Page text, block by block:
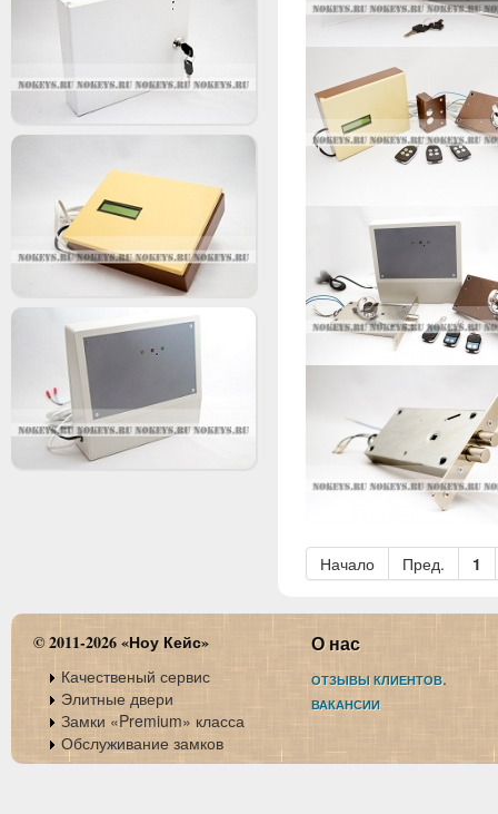
Начало Пред. 1
© 2011-2026 «Ноу Кейс»
Качественый сервис
Элитные двери
Замки «Premium» класса
Обслуживание замков
О нас
.
ОТЗЫВЫ КЛИЕНТОВ
ВАКАНСИИ